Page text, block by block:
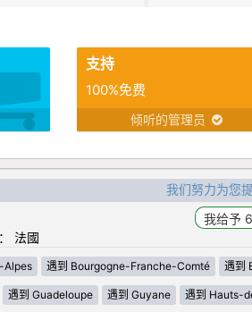
支持
100%免费
倾听的管理员
我们努力为您
法國
Alpes 遇到 Bourgogne-Franche-Comté 遇到
遇到 Guadeloupe 遇到 Guyane 遇到 Hauts-